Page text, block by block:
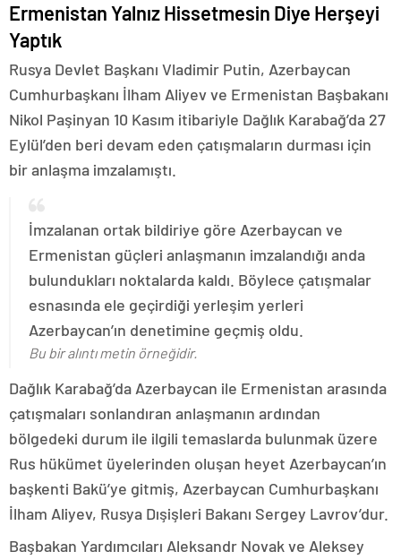
Ermenistan Yalnız Hissetmesin Diye Herşeyi
Yaptık
Rusya Devlet Başkanı Vladimir Putin, Azerbaycan
Cumhurbaşkanı İlham Aliyev ve Ermenistan Başbakanı
Nikol Paşinyan 10 Kasım itibariyle Dağlık Karabağ’da 27
Eylül’den beri devam eden çatışmaların durması için
bir anlaşma imzalamıştı.
İmzalanan ortak bildiriye göre Azerbaycan ve
Ermenistan güçleri anlaşmanın imzalandığı anda
bulundukları noktalarda kaldı. Böylece çatışmalar
esnasında ele geçirdiği yerleşim yerleri
Azerbaycan’ın denetimine geçmiş oldu.
Bu bir alıntı metin örneğidir.
Dağlık Karabağ’da Azerbaycan ile Ermenistan arasında
çatışmaları sonlandıran anlaşmanın ardından
bölgedeki durum ile ilgili temaslarda bulunmak üzere
Rus hükümet üyelerinden oluşan heyet Azerbaycan’ın
başkenti Bakü’ye gitmiş, Azerbaycan Cumhurbaşkanı
İlham Aliyev, Rusya Dışişleri Bakanı Sergey Lavrov’dur.
Başbakan Yardımcıları Aleksandr Novak ve Aleksey